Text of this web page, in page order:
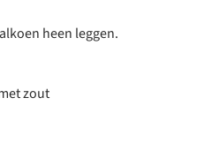
heen leggen.
zout